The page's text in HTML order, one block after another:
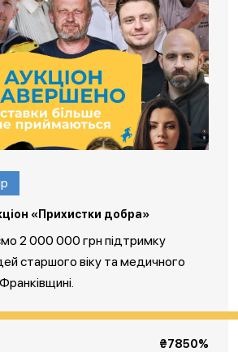
«Прихистки добра»
2 000 000 грн підтримку
старшого віку та медичного
₴7850%